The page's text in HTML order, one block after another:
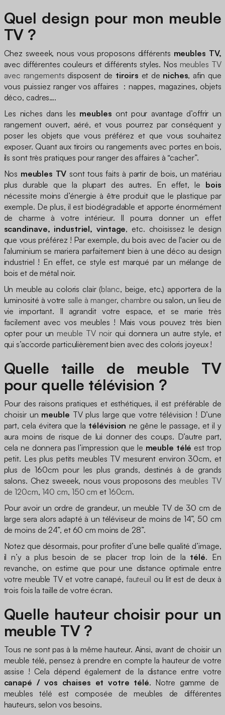
Quel design pour mon meuble
TV ?
Chez sweeek, nous vous proposons différents meubles TV,
avec différentes couleurs et différents styles. Nos meubles TV
avec rangements disposent de tiroirs et de niches, afin que
vous puissiez ranger vos affaires : nappes, magazines, objets
déco, cadres….
Les niches dans les meubles ont pour avantage d’offrir un
rangement ouvert, aéré, et vous pourrez par conséquent y
poser les objets que vous préférez et que vous souhaitez
exposer. Quant aux tiroirs ou rangements avec portes en bois,
ils sont très pratiques pour ranger des affaires à “cacher”.
Nos meubles TV sont tous faits à partir de bois, un matériau
plus durable que la plupart des autres. En effet, le bois
nécessite moins d’énergie à être produit que le plastique par
exemple. De plus, il est biodégradable et apporte énormément
de charme à votre intérieur. Il pourra donner un effet
scandinave, industriel, vintage, etc. choisissez le design
que vous préférez ! Par exemple, du bois avec de l'acier ou de
l'aluminium se mariera parfaitement bien à une déco au design
industriel ! En effet, ce style est marqué par un mélange de
bois et de métal noir.
Un meuble au coloris clair (blanc, beige, etc.) apportera de la
luminosité à votre salle à manger, chambre ou salon, un lieu de
vie important. Il agrandit votre espace, et se marie très
facilement avec vos meubles ! Mais vous pouvez très bien
opter pour un meuble TV noir qui donnera un autre style, et
qui s’accorde particulièrement bien avec des coloris joyeux !
Quelle taille de meuble TV
pour quelle télévision ?
Pour des raisons pratiques et esthétiques, il est préférable de
choisir un meuble TV plus large que votre télévision ! D’une
part, cela évitera que la télévision ne gêne le passage, et il y
aura moins de risque de lui donner des coups. D’autre part,
cela ne donnera pas l’impression que le meuble télé est trop
petit. Les plus petits meubles TV mesurent environ 30cm, et
plus de 160cm pour les plus grands, destinés à de grands
salons. Chez sweeek, nous vous proposons des meubles TV
de 120cm, 140 cm, 150 cm et 160cm.
Pour avoir un ordre de grandeur, un meuble TV de 30 cm de
large sera alors adapté à un téléviseur de moins de 14”, 50 cm
de moins de 24”, et 60 cm moins de 28”.
Notez que désormais, pour profiter d’une belle qualité d’image,
il n’y a plus besoin de se placer trop loin de la télé. En
revanche, on estime que pour une distance optimale entre
votre meuble TV et votre canapé, fauteuil ou lit est de deux à
trois fois la taille de votre écran.
Quelle hauteur choisir pour un
meuble TV ?
Tous ne sont pas à la même hauteur. Ainsi, avant de choisir un
meuble télé, pensez à prendre en compte la hauteur de votre
assise ! Cela dépend également de la distance entre votre
canapé / vos chaises et votre télé. Notre gamme de
meubles télé est composée de meubles de différentes
hauteurs, selon vos besoins.